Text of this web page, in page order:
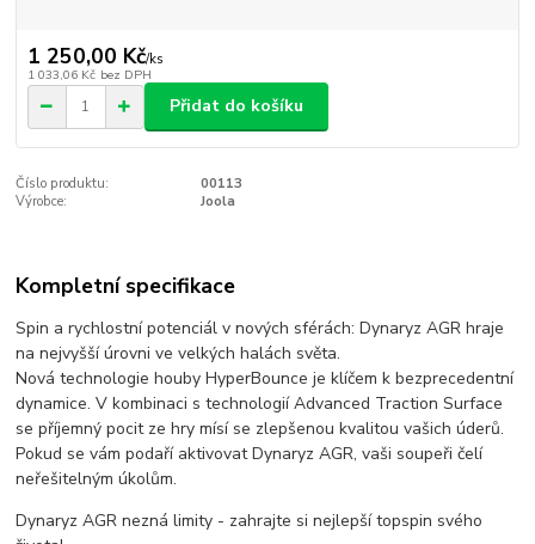
1 250,00 Kč/ks
1 033,06 Kč bez DPH
Přidat do košíku
Číslo produktu:
00113
Výrobce:
Joola
Kompletní specifikace
Spin a rychlostní potenciál v nových sférách: Dynaryz AGR hraje
na nejvyšší úrovni ve velkých halách světa.
Nová technologie houby HyperBounce je klíčem k bezprecedentní
dynamice. V kombinaci s technologií Advanced Traction Surface
se příjemný pocit ze hry mísí se zlepšenou kvalitou vašich úderů.
Pokud se vám podaří aktivovat Dynaryz AGR, vaši soupeři čelí
neřešitelným úkolům.
Dynaryz AGR nezná limity - zahrajte si nejlepší topspin svého